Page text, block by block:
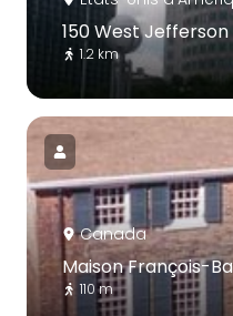
150 West Jefferson
1.2 km
Canada
Maison François-
110 m